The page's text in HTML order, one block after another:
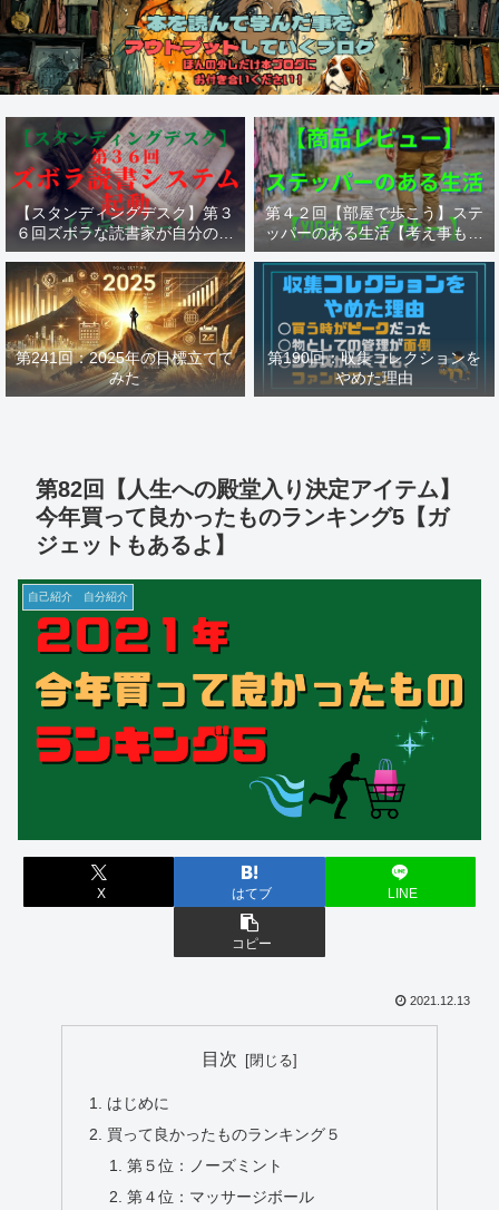
【スタンディングデスク】第３
６回ズボラな読書家が自分の為
に作った読書システム【ステッ
パー】
第４２回【部屋で歩こう】ステ
ッパーのある生活【考え事も歩
けば捗る】【ステッパー Xiser
エクサー】
第241回：2025年の目標立てて
みた
第190回：収集コレクションを
やめた理由
第82回【人生への殿堂入り決定アイテム】
今年買って良かったものランキング5【ガ
ジェットもあるよ】
自己紹介 自分紹介
X はてブ LINE
コピー
2021.12.13
目次
はじめに
買って良かったものランキング５
第５位：ノーズミント
第４位：マッサージボール